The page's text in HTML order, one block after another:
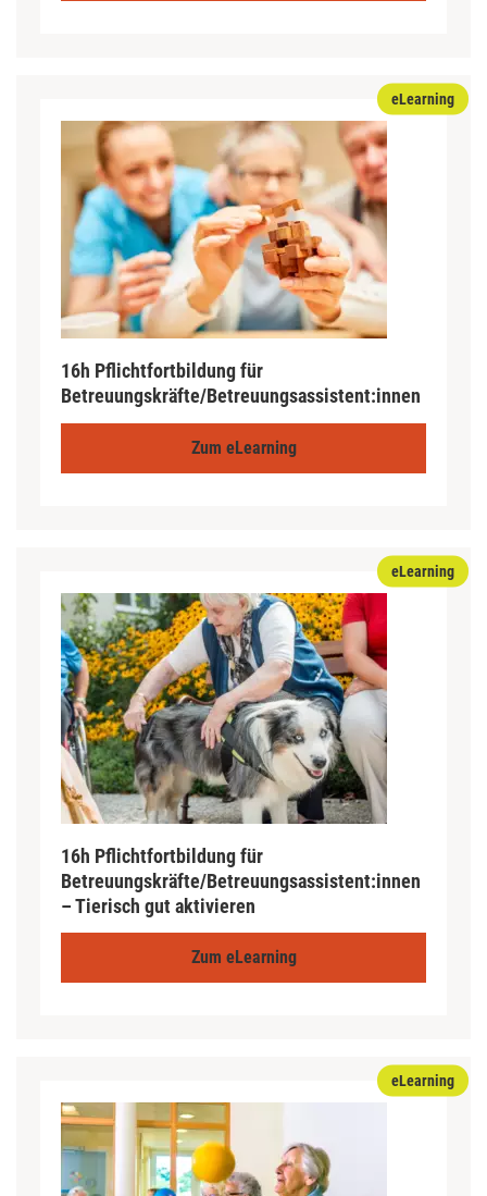
eLearning
16h Pflichtfortbildung für
Betreuungskräfte/Betreuungsassistent:innen
Zum eLearning
eLearning
16h Pflichtfortbildung für
Betreuungskräfte/Betreuungsassistent:innen
– Tierisch gut aktivieren
Zum eLearning
eLearning